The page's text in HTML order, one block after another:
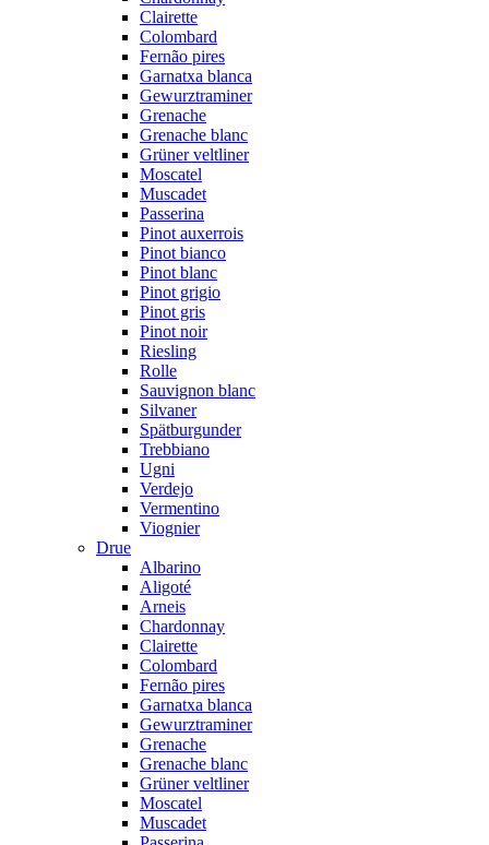
Clairette
Colombard
Fernão pires
Garnatxa blanca
Gewurztraminer
Grenache
Grenache blanc
Grüner veltliner
Moscatel
Muscadet
Passerina
Pinot auxerrois
Pinot bianco
Pinot blanc
Pinot grigio
Pinot gris
Pinot noir
Riesling
Rolle
Sauvignon blanc
Silvaner
Spätburgunder
Trebbiano
Ugni
Verdejo
Vermentino
Viognier
Drue
Albarino
Aligoté
Arneis
Chardonnay
Clairette
Colombard
Fernão pires
Garnatxa blanca
Gewurztraminer
Grenache
Grenache blanc
Grüner veltliner
Moscatel
Muscadet